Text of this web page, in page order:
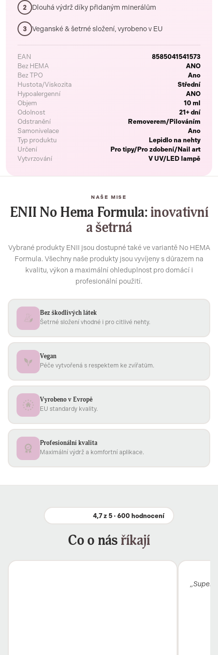
2 Dlouhá výdrž díky přidaným minerálům
3 Veganské & šetrné složení, vyrobeno v EU
EAN
8585041541573
Bez HEMA
ANO
Bez TPO
Ano
Hustota/Viskozita
Střední
Hypoalergenní
ANO
Objem
10 ml
Odolnost
21+ dní
Odstranění
Removerem/Pilováním
Samonivelace
Ano
Typ produktu
Lepidlo na nehty
Určení
Pro tipy/Pro zdobení/Nail art
Vytvrzování
V UV/LED lampě
NAŠE MISE
ENII No Hema Formula:inovativní
a šetrná
Vybrané produkty ENII jsou dostupné také ve variantě No HEMA
Formula. Všechny naše produkty jsou vyvíjeny s důrazem na
kvalitu, výkon a maximální ohleduplnost pro domácí i
profesionální použití.
Bez škodlivých látek
Šetrné složení vhodné i pro citlivé nehty.
Vegan
Péče vytvořená s respektem ke zvířatům.
Vyrobeno v Evropě
EU standardy kvality.
Profesionální kvalita
Maximální výdrž a komfortní aplikace.
4,7 z 5 · 600 hodnocení
Co o násříkají
„Super